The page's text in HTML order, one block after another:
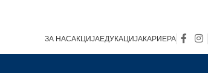
ЗА НАСАКЦИЈАЕДУКАЦИЈАКАРИЕРА